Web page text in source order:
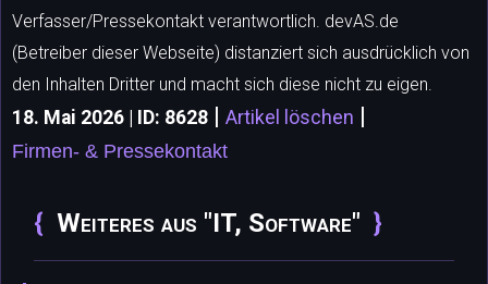
Verfasser/Pressekontakt verantwortlich. devAS.de
(Betreiber dieser Webseite) distanziert sich ausdrücklich von
den Inhalten Dritter und macht sich diese nicht zu eigen.
18. Mai 2026 | ID: 8628 | Artikel löschen |
Firmen- & Pressekontakt
Weiteres aus "IT, Software"